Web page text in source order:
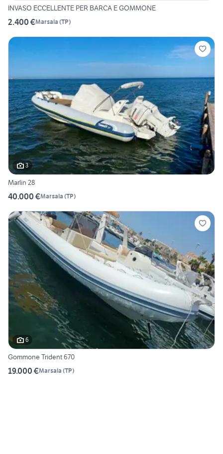
INVASO ECCELLENTE PER BARCA E GOMMONE
2.400 €Marsala (TP)
3
Marlin 28
40.000 €Marsala (TP)
6
Gommone Trident 670
19.000 €Marsala (TP)